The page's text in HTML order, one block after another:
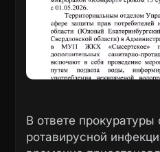
В ответе
ротавирусной